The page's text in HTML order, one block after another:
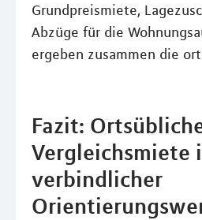
Grundpreismiete,
Abzüge für die
ergeben zusammen die
Fazit:
Vergleichsmiete
verbindlicher